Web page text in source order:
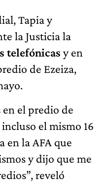
Tapia y
la Justicia la
telefónicas y en
de Ezeiza,
en el predio de
el mismo 16
en la AFA que
y dijo que me
reveló